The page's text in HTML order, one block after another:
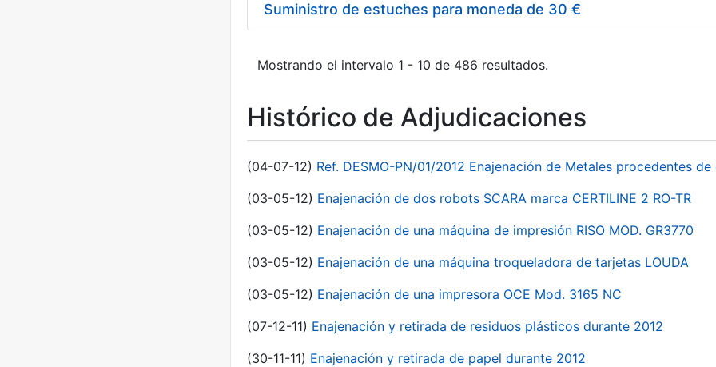
Suministro de estuches para moneda de 30 €
Mostrando el intervalo 1 - 10 de 486 resultados.
Histórico de Adjudicaciones
(04-07-12) Ref. DESMO-PN/01/2012 Enajenación de Metales procedentes
(03-05-12) Enajenación de dos robots SCARA marca CERTILINE 2 RO-TR
(03-05-12) Enajenación de una máquina de impresión RISO MOD. GR3770
(03-05-12) Enajenación de una máquina troqueladora de tarjetas LOUDA
(03-05-12) Enajenación de una impresora OCE Mod. 3165 NC
(07-12-11) Enajenación y retirada de residuos plásticos durante 2012
(30-11-11) Enajenación y retirada de papel durante 2012